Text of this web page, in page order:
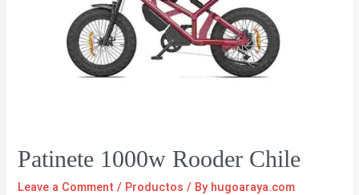
Patinete 1000w Rooder Chile
Leave a Comment / Productos / By hugoaraya.com